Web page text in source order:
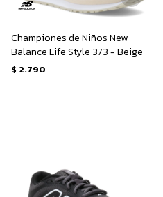
Championes de Niños New
Balance Life Style 373 - Beige
$ 2.790